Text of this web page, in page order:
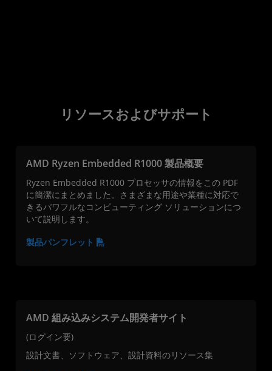
リソースおよびサポート
AMD Ryzen Embedded R1000 製品概要
Ryzen Embedded R1000 プロセッサの情報をこの PDF
に簡潔にまとめました。さまざまな用途や業種に対応で
きるパワフルなコンピューティング ソリューションにつ
いて説明します。
製品パンフレット
AMD 組み込みシステム開発者サイト
(ログイン要)
設計文書、ソフトウェア、設計資料のリソース集